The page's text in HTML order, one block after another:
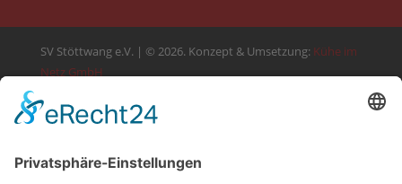
SV Stöttwang e.V. | © 2026. Konzept & Umsetzung: Kühe im
Netz GmbH